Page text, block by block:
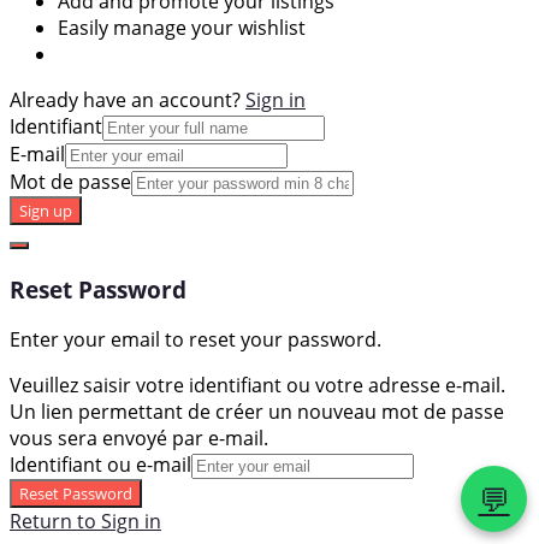
💬
Easily manage your wishlist
Already have an account?Sign in
Identifiant
E-mail
Mot de passe
Sign up
Reset Password
Enter your email to reset your password.
Veuillez saisir votre identifiant ou votre adresse e-mail.
Un lien permettant de créer un nouveau mot de passe
vous sera envoyé par e-mail.
Identifiant ou e-mail
Reset Password
Return to Sign in